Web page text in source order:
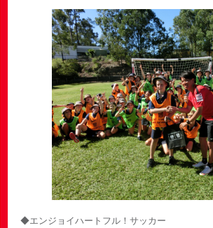
◆エンジョイハートフル！サッカー